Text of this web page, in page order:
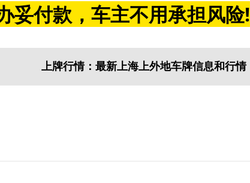
妥付款，车主不用承担风险!
上牌行情：最新上海上外地车牌信息和行情